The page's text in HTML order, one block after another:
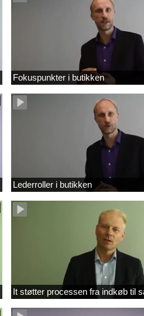
Fokuspunkter i butikken
Lederroller i butikken
It støtter processen fra indkøb til